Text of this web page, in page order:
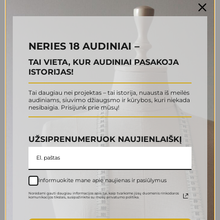
Nėrinys (9 FB 0001)
was:
4.50€
is:
Į krepšelį
Šifonas (8 FB 0019)
was:
4.00€
is:
Į krepšelį
-50% -75%
NERIES 18 AUDINIAI –
TAI VIETA, KUR AUDINIAI PASAKOJA
ISTORIJAS!
Tai daugiau nei projektas – tai istorija, nuausta iš meilės
audiniams, siuvimo džiaugsmo ir kūrybos, kuri niekada
nesibaigia. Prisijunk prie mūsų!
UŽSIPRENUMERUOK NAUJIENLAIŠKĮ
Informuokite mane apie naujienas ir pasiūlymus
Norėdami gauti daugiau informacijos apie tai, kaip tvarkome jūsų duomenis rinkodaros
komunikacijos tikslais., susipažinkite su mūsų privatumo politika.